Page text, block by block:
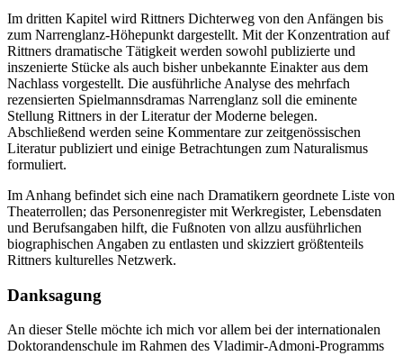
Im dritten Kapitel wird Rittners Dichterweg von den Anfängen bis
zum Narrenglanz-Höhepunkt dargestellt. Mit der Konzentration auf
Rittners dramatische Tätigkeit werden sowohl publizierte und
inszenierte Stücke als auch bisher unbekannte Einakter aus dem
Nachlass vorgestellt. Die ausführliche Analyse des mehrfach
rezensierten Spielmannsdramas Narrenglanz soll die eminente
Stellung Rittners in der Literatur der Moderne belegen.
Abschließend werden seine Kommentare zur zeitgenössischen
Literatur publiziert und einige Betrachtungen zum Naturalismus
formuliert.
Im Anhang befindet sich eine nach Dramatikern geordnete Liste von
Theaterrollen; das Personenregister mit Werkregister, Lebensdaten
und Berufsangaben hilft, die Fußnoten von allzu ausführlichen
biographischen Angaben zu entlasten und skizziert größtenteils
Rittners kulturelles Netzwerk.
Danksagung
An dieser Stelle möchte ich mich vor allem bei der internationalen
Doktorandenschule im Rahmen des Vladimir-Admoni-Programms